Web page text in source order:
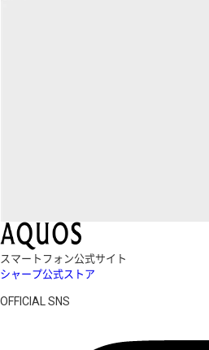
スマートフォン公式サイト
シャープ公式ストア
OFFICIAL SNS